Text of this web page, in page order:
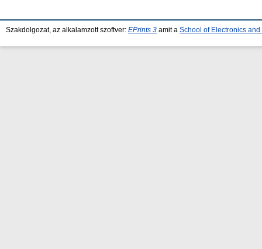
Szakdolgozat, az alkalamzott szoftver: EPrints 3 amit a School of Electronics